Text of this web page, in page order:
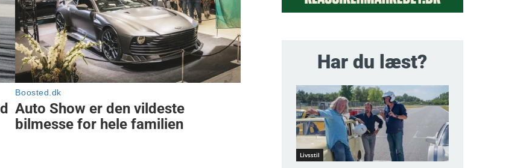
Har du læst?
Livsstil